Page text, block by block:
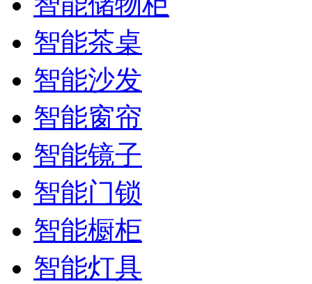
智能茶桌
智能沙发
智能窗帘
智能镜子
智能门锁
智能橱柜
智能灯具